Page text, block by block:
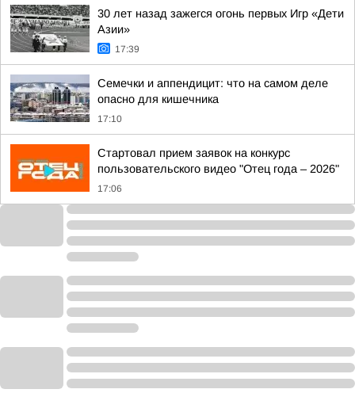
30 лет назад зажегся огонь первых Игр «Дети
Азии»
17:39
Семечки и аппендицит: что на самом деле
опасно для кишечника
17:10
Стартовал прием заявок на конкурс
пользовательского видео "Отец года – 2026"
17:06